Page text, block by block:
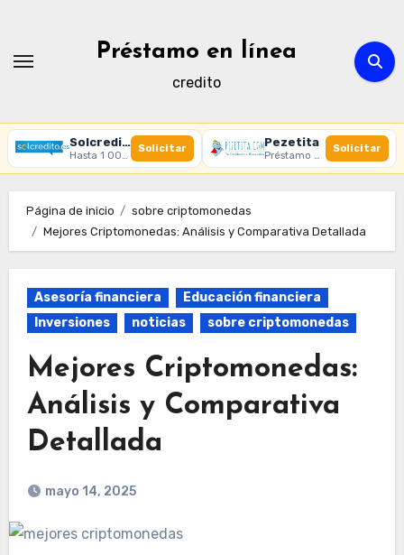
contenido
Préstamo en línea
credito
Solcredito
Hasta 1 000 € · 30 días · 100% online
Solicitar Pezetita
Préstamo online · Aprobación rápida
Solicitar
Página de inicio
sobre criptomonedas
Mejores Criptomonedas: Análisis y Comparativa Detallada
Asesoría financiera
Educación financiera
Inversiones
noticias sobre criptomonedas
Mejores Criptomonedas:
Análisis y Comparativa
Detallada
mayo 14, 2025